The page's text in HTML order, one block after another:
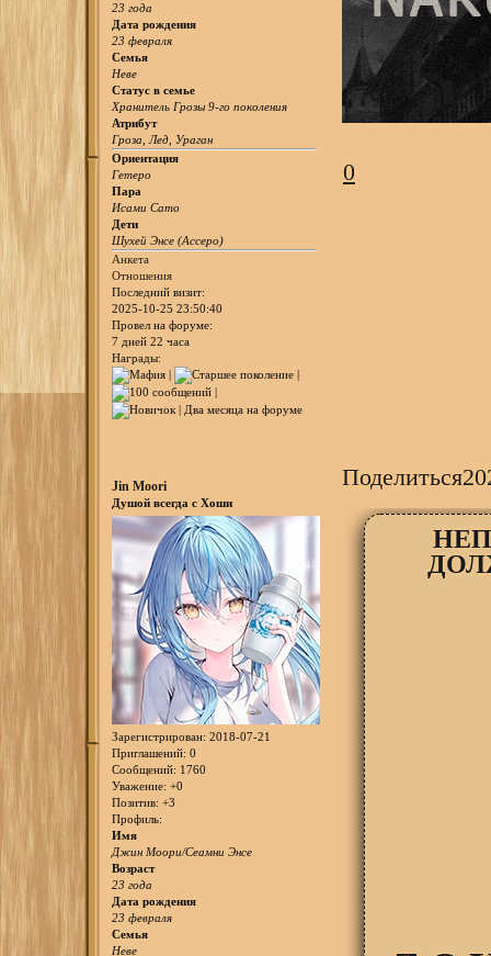
23 года
Дата рождения
23 февраля
Семья
Неве
Статус в семье
Хранитель Грозы 9-го поколения
Атрибут
Гроза, Лед, Ураган
Ориентация
Гетеро
Пара
Исами Сато
Дети
Шухей Энсе (Ассеро)
Анкета
Отношения
Последний визит:
2025-10-25 23:50:40
Провел на форуме:
7 дней 22 часа
Награды:
0
Поделиться
Jin Moori
Душой всегда с Хоши
Зарегистрирован: 2018-07-21
Приглашений: 0
Сообщений: 1760
Уважение: +0
Позитив: +3
Профиль:
Имя
Джин Моори/Сеамни Энсе
Возраст
23 года
Дата рождения
23 февраля
Семья
Неве